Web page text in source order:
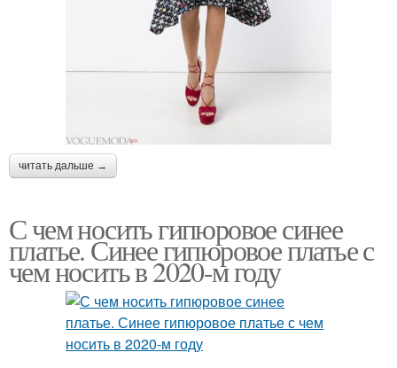
читать дальше →
С чем носить гипюровое синее
платье. Синее гипюровое платье с
чем носить в 2020-м году